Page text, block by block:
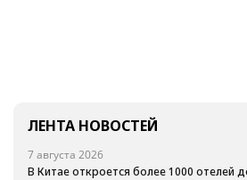
ЛЕНТА НОВОСТЕЙ
7 августа 2026
В Китае откроется более 1000 отелей